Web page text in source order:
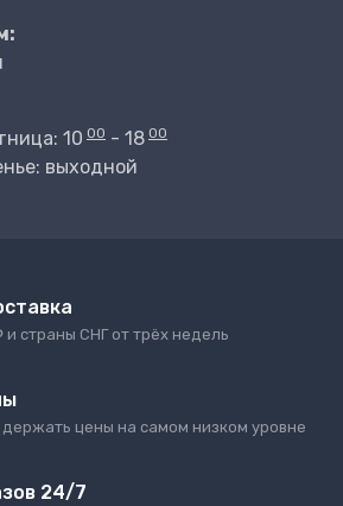
10 00 - 18 00
выходной
и страны СНГ от трёх недель
цены на самом низком уровне
24/7